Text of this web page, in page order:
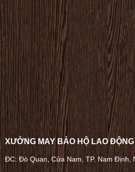
XƯỞNG MAY BẢO HỘ LAO ĐỘNG
ĐC: Đò Quan, Cửa Nam, TP. Nam Định,